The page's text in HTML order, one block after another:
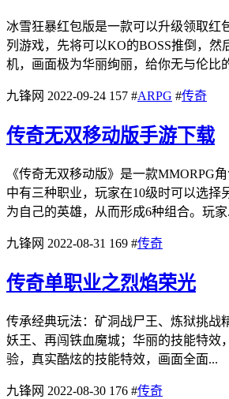
冰雪狂暴红包版是一款可以升级领取红
列游戏，先将可以KO的BOSS推倒，然
机，画面极为华丽绚丽，给你无与伦比
九锋网 2022-09-24 157 #ARPG #传奇
传奇无双移动版手游下载
《传奇无双移动版》是一款MMORPG
中有三种职业，玩家在10级时可以选择
为自己的英雄，从而形成6种组合。玩家
九锋网 2022-08-31 169 #传奇
传奇单职业之烈焰荣光
传承经典玩法：矿洞战尸王、炼狱挑战
妖王、再闯铁血魔城；华丽的技能特效
验，真实酷炫的技能特效，画面全面...
九锋网 2022-08-30 176 #传奇